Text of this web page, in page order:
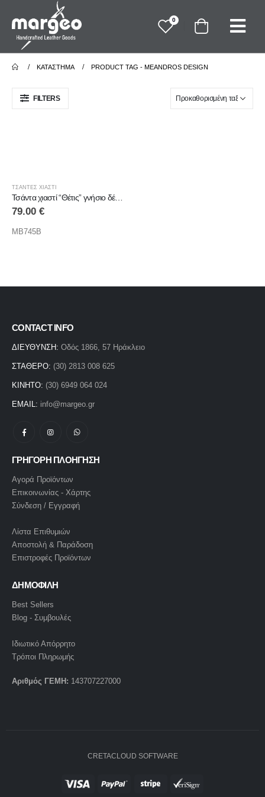
0
ΚΑΤΆΣΤΗΜΑ PRODUCT TAG - MEANDROS DESIGN
FILTERS
ΤΣΑΝΤΕΣ ΧΙΑΣΤΙ
Τσάντα χιαστί “Θέτις” γνήσιο δέρμα
79.00 €
MB745B
CONTACT INFO
ΔΙΕΥΘΥΝΣΗ: Οδός 1866, 57 Ηράκλειο
ΣΤΑΘΕΡΟ: (30) 2813 008 625
ΚΙΝΗΤΟ: (30) 6949 064 024
EMAIL: info@margeo.gr
ΓΡΗΓΟΡΗ ΠΛΟΗΓΗΣΗ
Αγορά Προϊόντων
Επικοινωνίας - Χάρτης
Σύνδεση / Εγγραφή
Λίστα Επιθυμιών
Αποστολή & Παράδοση
Επιστροφές Προϊόντων
ΔΗΜΟΦΙΛΗ
Best Sellers
Blog - Συμβουλές
Ιδιωτικό Απόρρητο
Τρόποι Πληρωμής
Αριθμός ΓΕΜΗ: 143707227000
CRETACLOUD SOFTWARE